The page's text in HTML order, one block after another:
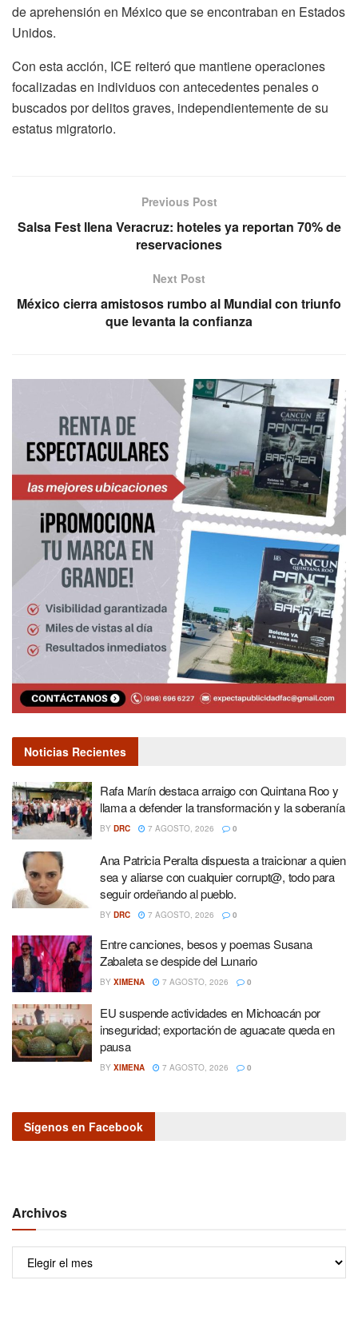
de aprehensión en México que se encontraban en Estados
Unidos.
Con esta acción, ICE reiteró que mantiene operaciones
focalizadas en individuos con antecedentes penales o
buscados por delitos graves, independientemente de su
estatus migratorio.
Previous Post
Salsa Fest llena Veracruz: hoteles ya reportan 70% de
reservaciones
Next Post
México cierra amistosos rumbo al Mundial con triunfo
que levanta la confianza
Noticias Recientes
Rafa Marín destaca arraigo con Quintana Roo y
llama a defender la transformación y la soberanía
BY DRC 7 AGOSTO, 2026 0
Ana Patricia Peralta dispuesta a traicionar a quien
sea y aliarse con cualquier corrupt@, todo para
seguir ordeñando al pueblo.
BY DRC 7 AGOSTO, 2026 0
Entre canciones, besos y poemas Susana
Zabaleta se despide del Lunario
BY XIMENA 7 AGOSTO, 2026 0
EU suspende actividades en Michoacán por
inseguridad; exportación de aguacate queda en
pausa
BY XIMENA 7 AGOSTO, 2026 0
Sígenos en Facebook
Archivos
Archivos